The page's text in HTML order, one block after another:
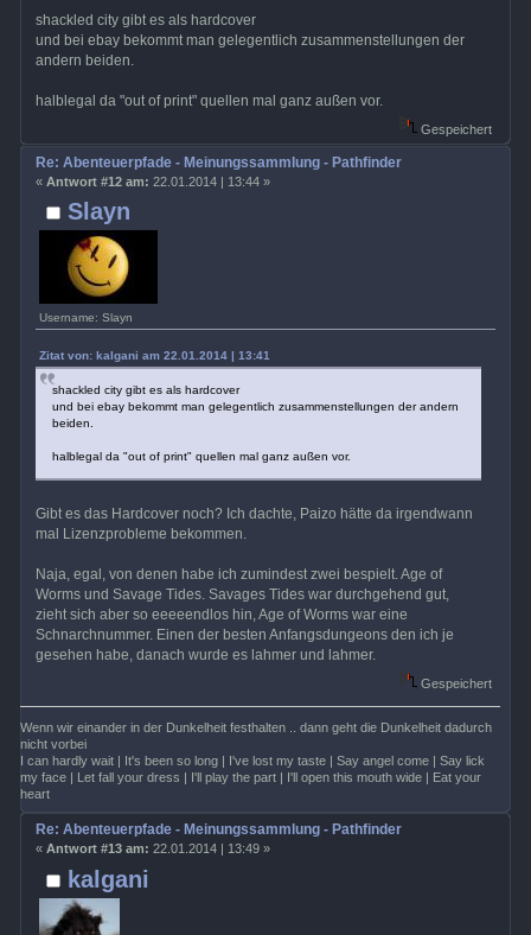
shackled city gibt es als hardcover
und bei ebay bekommt man gelegentlich zusammenstellungen der
andern beiden.
halblegal da "out of print" quellen mal ganz außen vor.
Gespeichert
Slayn
Username: Slayn
Re: Abenteuerpfade - Meinungssammlung - Pathfinder
« Antwort #12 am: 22.01.2014 | 13:44 »
Zitat von: kalgani am 22.01.2014 | 13:41
shackled city gibt es als hardcover
und bei ebay bekommt man gelegentlich zusammenstellungen der andern
beiden.
halblegal da "out of print" quellen mal ganz außen vor.
Gibt es das Hardcover noch? Ich dachte, Paizo hätte da irgendwann
mal Lizenzprobleme bekommen.
Naja, egal, von denen habe ich zumindest zwei bespielt. Age of
Worms und Savage Tides. Savages Tides war durchgehend gut,
zieht sich aber so eeeeendlos hin, Age of Worms war eine
Schnarchnummer. Einen der besten Anfangsdungeons den ich je
gesehen habe, danach wurde es lahmer und lahmer.
Gespeichert
Wenn wir einander in der Dunkelheit festhalten .. dann geht die Dunkelheit dadurch
nicht vorbei
I can hardly wait | It's been so long | I've lost my taste | Say angel come | Say lick
my face | Let fall your dress | I'll play the part | I'll open this mouth wide | Eat your
heart
kalgani
Re: Abenteuerpfade - Meinungssammlung - Pathfinder
« Antwort #13 am: 22.01.2014 | 13:49 »